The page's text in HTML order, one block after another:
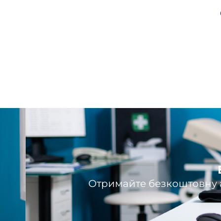
Отримайте безкоштовну